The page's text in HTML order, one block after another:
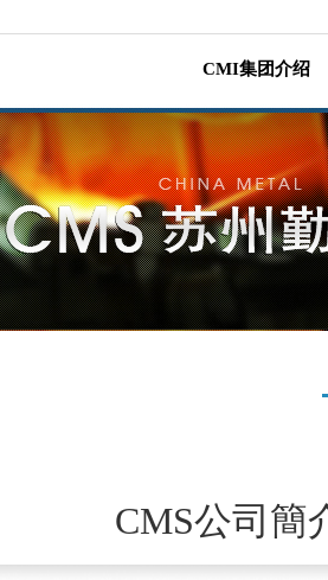
CMI集团介绍
CMS公司簡